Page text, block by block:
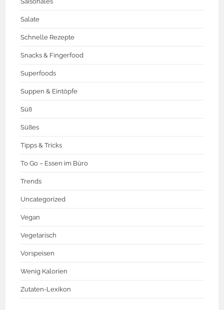
Salate
Schnelle Rezepte
Snacks & Fingerfood
Superfoods
Suppen & Eintöpfe
Süß
Süßes
Tipps & Tricks
To Go – Essen im Büro
Trends
Uncategorized
Vegan
Vegetarisch
Vorspeisen
Wenig Kalorien
Zutaten-Lexikon